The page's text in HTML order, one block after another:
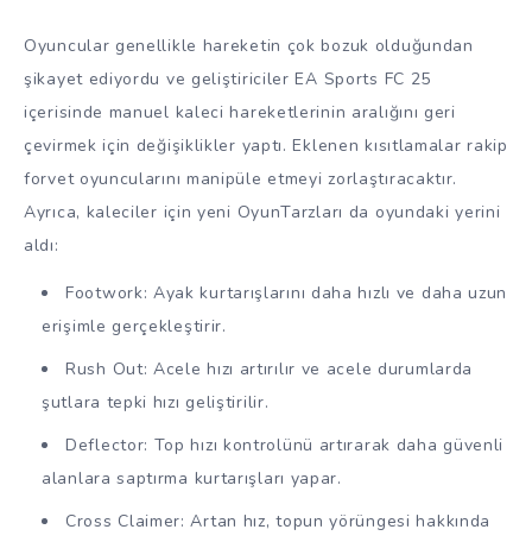
Oyuncular genellikle hareketin çok bozuk olduğundan
şikayet ediyordu ve geliştiriciler EA Sports FC 25
içerisinde manuel kaleci hareketlerinin aralığını geri
çevirmek için değişiklikler yaptı. Eklenen kısıtlamalar rakip
forvet oyuncularını manipüle etmeyi zorlaştıracaktır.
Ayrıca, kaleciler için yeni OyunTarzları da oyundaki yerini
aldı:
Footwork: Ayak kurtarışlarını daha hızlı ve daha uzun
erişimle gerçekleştirir.
Rush Out: Acele hızı artırılır ve acele durumlarda
şutlara tepki hızı geliştirilir.
Deflector: Top hızı kontrolünü artırarak daha güvenli
alanlara saptırma kurtarışları yapar.
Cross Claimer: Artan hız, topun yörüngesi hakkında